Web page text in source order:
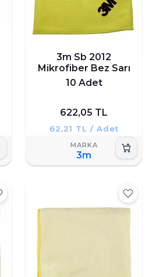
3m Sb 2012
Mikrofiber Bez Sarı
10 Adet
622,05 TL
62,21 TL / Adet
3m